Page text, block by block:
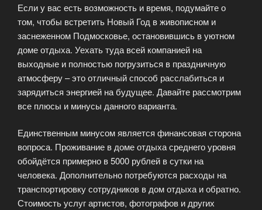
Если у вас есть возможность и время, подумайте о
том, чтобы встретить Новый Год в живописном и
заснеженном Подмосковье, остановившись в уютном
доме отдыха. Уехать туда всей компанией на
выходные и полностью погрузиться в праздничную
атмосферу – это отличный способ расслабиться и
зарядиться энергией на будущее. Давайте рассмотрим
все плюсы и минусы данного варианта.
Единственным минусом является финансовая сторона
вопроса. Проживание в доме отдыха среднего уровня
обойдётся примерно в 5000 рублей в сутки на
человека. Дополнительно потребуются расходы на
транспортировку сотрудников в дом отдыха и обратно.
Стоимость услуг артистов, фотографов и других